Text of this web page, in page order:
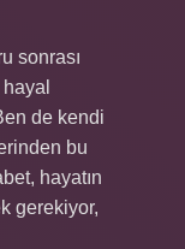
sonrası
de kendi
bu
hayatın
gerekiyor,